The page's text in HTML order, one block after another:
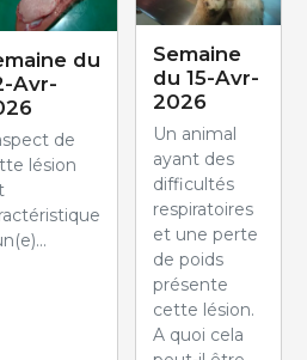
du
Avr-
de
lésion
Semaine
du 15-Avr-
2026
Un animal
ayant des
difficultés
respiratoires
et une perte
de poids
présente
cette lésion.
A quoi cela